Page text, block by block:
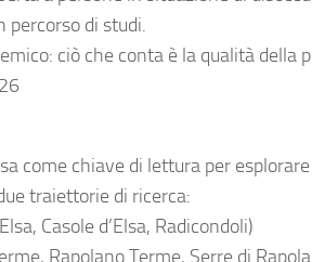
di studi.
ciò che conta è la qualità della
come chiave di lettura per
traiettorie di ricerca:
Casole d’Elsa, Radicondoli)
Rapolano Terme, Serre di